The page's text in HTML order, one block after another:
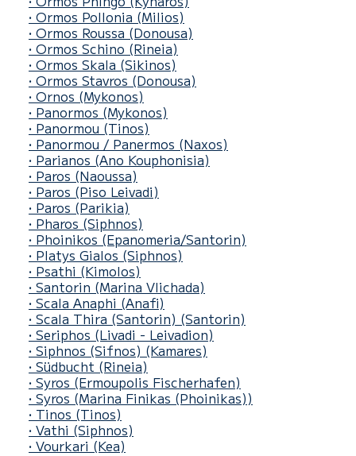
• Ormos Pollonia (Milios)
• Ormos Roussa (Donousa)
• Ormos Schino (Rineia)
• Ormos Skala (Sikinos)
• Ormos Stavros (Donousa)
• Ornos (Mykonos)
• Panormos (Mykonos)
• Panormou (Tinos)
• Panormou / Panermos (Naxos)
• Parianos (Ano Kouphonisia)
• Paros (Naoussa)
• Paros (Piso Leivadi)
• Paros (Parikia)
• Pharos (Siphnos)
• Phoinikos (Epanomeria/Santorin)
• Platys Gialos (Siphnos)
• Psathi (Kimolos)
• Santorin (Marina Vlichada)
• Scala Anaphi (Anafi)
• Scala Thira (Santorin) (Santorin)
• Seriphos (Livadi - Leivadion)
• Siphnos (Sifnos) (Kamares)
• Südbucht (Rineia)
• Syros (Ermoupolis Fischerhafen)
• Syros (Marina Finikas (Phoinikas))
• Tinos (Tinos)
• Vathi (Siphnos)
• Vourkari (Kea)